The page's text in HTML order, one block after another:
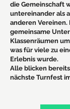
die Gemeinschaft
untereinander als
anderen Vereinen.
gemeinsame
Klassenräumen
was für viele zu
Erlebnis wurde.
Alle blicken
nächste Turnfest